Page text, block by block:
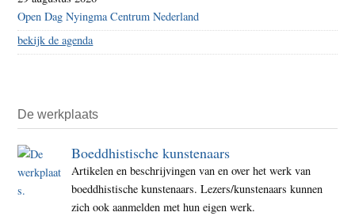
Open Dag Nyingma Centrum Nederland
bekijk de agenda
De werkplaats
Boeddhistische kunstenaars
Artikelen en beschrijvingen van en over het werk van
boeddhistische kunstenaars. Lezers/kunstenaars kunnen
zich ook aanmelden met hun eigen werk.